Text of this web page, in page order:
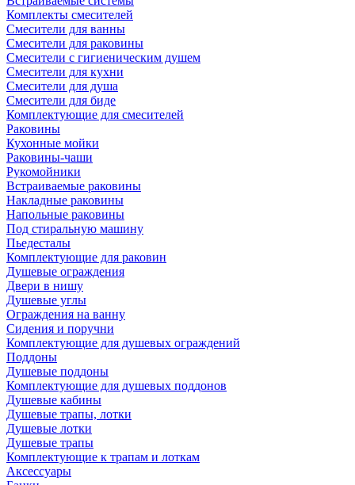
Комплекты смесителей
Смесители для ванны
Смесители для раковины
Смесители с гигиеническим душем
Смесители для кухни
Смесители для душа
Смесители для биде
Комплектующие для смесителей
Раковины
Кухонные мойки
Раковины-чаши
Рукомойники
Встраиваемые раковины
Накладные раковины
Напольные раковины
Под стиральную машину
Пьедесталы
Комплектующие для раковин
Душевые ограждения
Двери в нишу
Душевые углы
Ограждения на ванну
Сидения и поручни
Комплектующие для душевых ограждений
Поддоны
Душевые поддоны
Комплектующие для душевых поддонов
Душевые кабины
Душевые трапы, лотки
Душевые лотки
Душевые трапы
Комплектующие к трапам и лоткам
Аксессуары